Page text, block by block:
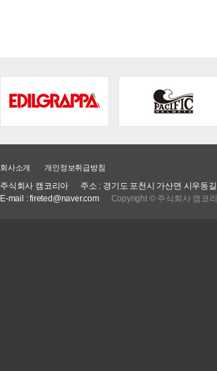
회사소개 개인정보취급방침
주식회사 캠코리아 주소 : 경기도 포천시 가산면 시우
E-mail : fireted@naver.com Copyright © 주식회사 캠코